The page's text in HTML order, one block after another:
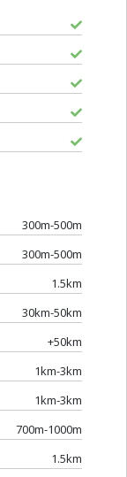
300m-500m
300m-500m
1.5km
30km-50km
+50km
1km-3km
1km-3km
700m-1000m
1.5km